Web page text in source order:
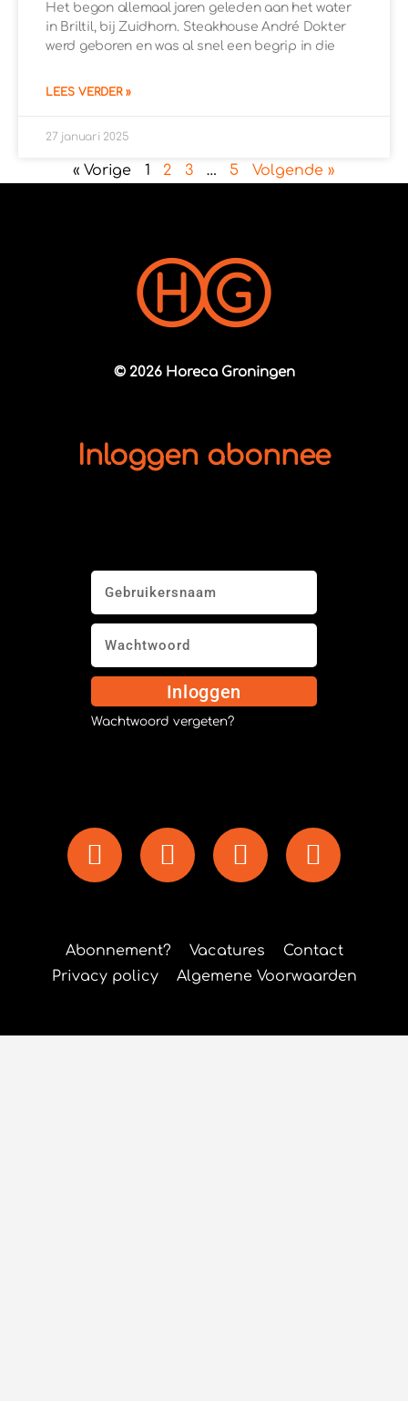
Het begon allemaal jaren geleden aan het water
in Briltil, bij Zuidhorn. Steakhouse André Dokter
werd geboren en was al snel een begrip in die
LEES VERDER »
27 januari 2025
« Vorige 1 2 3 … 5 Volgende »
© 2026 Horeca Groningen
Inloggen abonnee
Inloggen
Wachtwoord vergeten?
Abonnement? Vacatures
Contact
Privacy policy
Algemene Voorwaarden